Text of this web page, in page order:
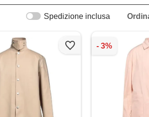
Spedizione inclusa